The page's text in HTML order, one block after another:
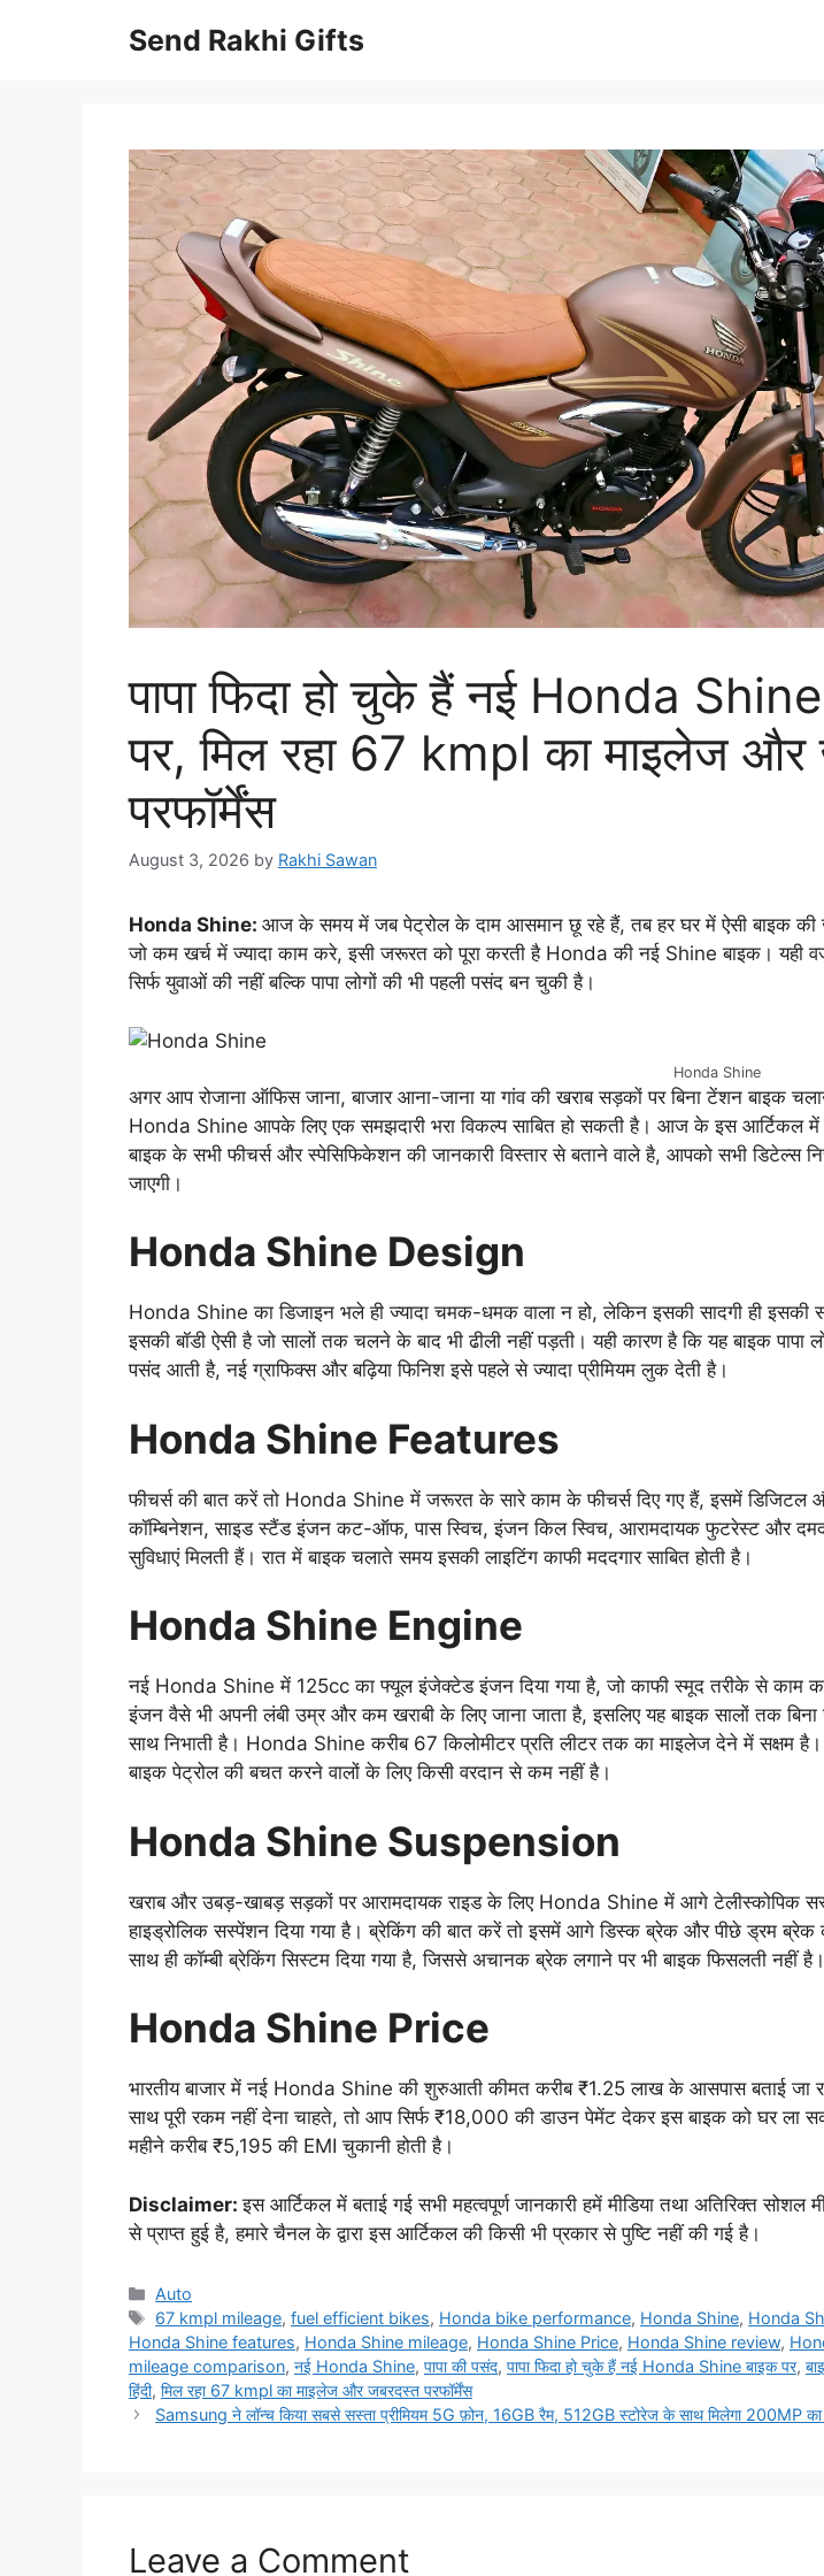
Send Rakhi Gifts
पापा फिदा हो चुके हैं नई Honda
पर, मिल रहा 67 kmpl का माइलेज और
परफॉर्मेंस
August 3, 2026 by Rakhi Sawan
Honda Shine: आज के समय में जब पेट्रोल के दाम आसमान छू रहे हैं, तब हर घर में ऐसी बाइक की
जो कम खर्च में ज्यादा काम करे, इसी जरूरत को पूरा करती है Honda की नई Shine बाइक। यही
सिर्फ युवाओं की नहीं बल्कि पापा लोगों की भी पहली पसंद बन चुकी है।
Honda Shine
अगर आप रोजाना ऑफिस जाना, बाजार आना-जाना या गांव की खराब सड़कों पर बिना टेंशन बाइक
Honda Shine आपके लिए एक समझदारी भरा विकल्प साबित हो सकती है। आज के इस आर्टिकल
बाइक के सभी फीचर्स और स्पेसिफिकेशन की जानकारी विस्तार से बताने वाले है, आपको सभी डिटेल्स
जाएगी।
Honda Shine Design
Honda Shine का डिजाइन भले ही ज्यादा चमक-धमक वाला न हो, लेकिन इसकी सादगी ही इसकी
इसकी बॉडी ऐसी है जो सालों तक चलने के बाद भी ढीली नहीं पड़ती। यही कारण है कि यह बाइक पापा
पसंद आती है, नई ग्राफिक्स और बढ़िया फिनिश इसे पहले से ज्यादा प्रीमियम लुक देती है।
Honda Shine Features
फीचर्स की बात करें तो Honda Shine में जरूरत के सारे काम के फीचर्स दिए गए हैं, इसमें डिजिटल
कॉम्बिनेशन, साइड स्टैंड इंजन कट-ऑफ, पास स्विच, इंजन किल स्विच, आरामदायक फुटरेस्ट और
सुविधाएं मिलती हैं। रात में बाइक चलाते समय इसकी लाइटिंग काफी मददगार साबित होती है।
Honda Shine Engine
नई Honda Shine में 125cc का फ्यूल इंजेक्टेड इंजन दिया गया है, जो काफी स्मूद तरीके से काम
इंजन वैसे भी अपनी लंबी उम्र और कम खराबी के लिए जाना जाता है, इसलिए यह बाइक सालों तक
साथ निभाती है। Honda Shine करीब 67 किलोमीटर प्रति लीटर तक का माइलेज देने में सक्षम
बाइक पेट्रोल की बचत करने वालों के लिए किसी वरदान से कम नहीं है।
Honda Shine Suspension
खराब और उबड़-खाबड़ सड़कों पर आरामदायक राइड के लिए Honda Shine में आगे टेलीस्कोपिक
हाइड्रोलिक सस्पेंशन दिया गया है। ब्रेकिंग की बात करें तो इसमें आगे डिस्क ब्रेक और पीछे ड्रम ब्रेक
साथ ही कॉम्बी ब्रेकिंग सिस्टम दिया गया है, जिससे अचानक ब्रेक लगाने पर भी बाइक फिसलती नहीं है।
Honda Shine Price
भारतीय बाजार में नई Honda Shine की शुरुआती कीमत करीब ₹1.25 लाख के आसपास बताई जा
साथ पूरी रकम नहीं देना चाहते, तो आप सिर्फ ₹18,000 की डाउन पेमेंट देकर इस बाइक को घर ला
महीने करीब ₹5,195 की EMI चुकानी होती है।
Disclaimer:इस आर्टिकल में बताई गई सभी महत्वपूर्ण जानकारी हमें मीडिया तथा अतिरिक्त सोशल
से प्राप्त हुई है, हमारे चैनल के द्वारा इस आर्टिकल की किसी भी प्रकार से पुष्टि नहीं की गई है।
Categories
Auto
Tags
67 kmpl mileage,fuel efficient bikes, Honda bike performance, Honda Shine, Honda
Honda Shine features, Honda Shine mileage, Honda Shine Price, Honda Shine review,
mileage comparison, नई Honda Shine, पापा की पसंद, पापा फिदा हो चुके हैं नई Honda Shine बाइक पर,
हिंदी, मिल रहा 67 kmpl का माइलेज और जबरदस्त परफॉर्मेंस
Samsung ने लॉन्च किया सबसे सस्ता प्रीमियम 5G फ़ोन, 16GB रैम, 512GB स्टोरेज के साथ मिलेगा 200MP
Leave a Comment